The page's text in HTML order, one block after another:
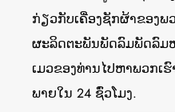
ກ່ຽວກັບເຄື່ອງຊັກຜ້າຂອງພ
ຜະລິດຕະພັນພັດລົມພັດລົມ
ເມວຂອງທ່ານໄປຫາພວກເ
ພາຍໃນ 24 ຊົ່ວໂມງ.